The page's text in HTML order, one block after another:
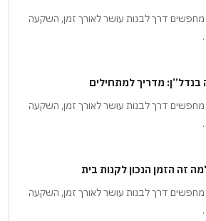
דרך לבנות עושר לאורך זמן, השקעה
מדריך למתחילים
דרך לבנות עושר לאורך זמן, השקעה
זה הזמן הנכון לקנות בית
דרך לבנות עושר לאורך זמן, השקעה